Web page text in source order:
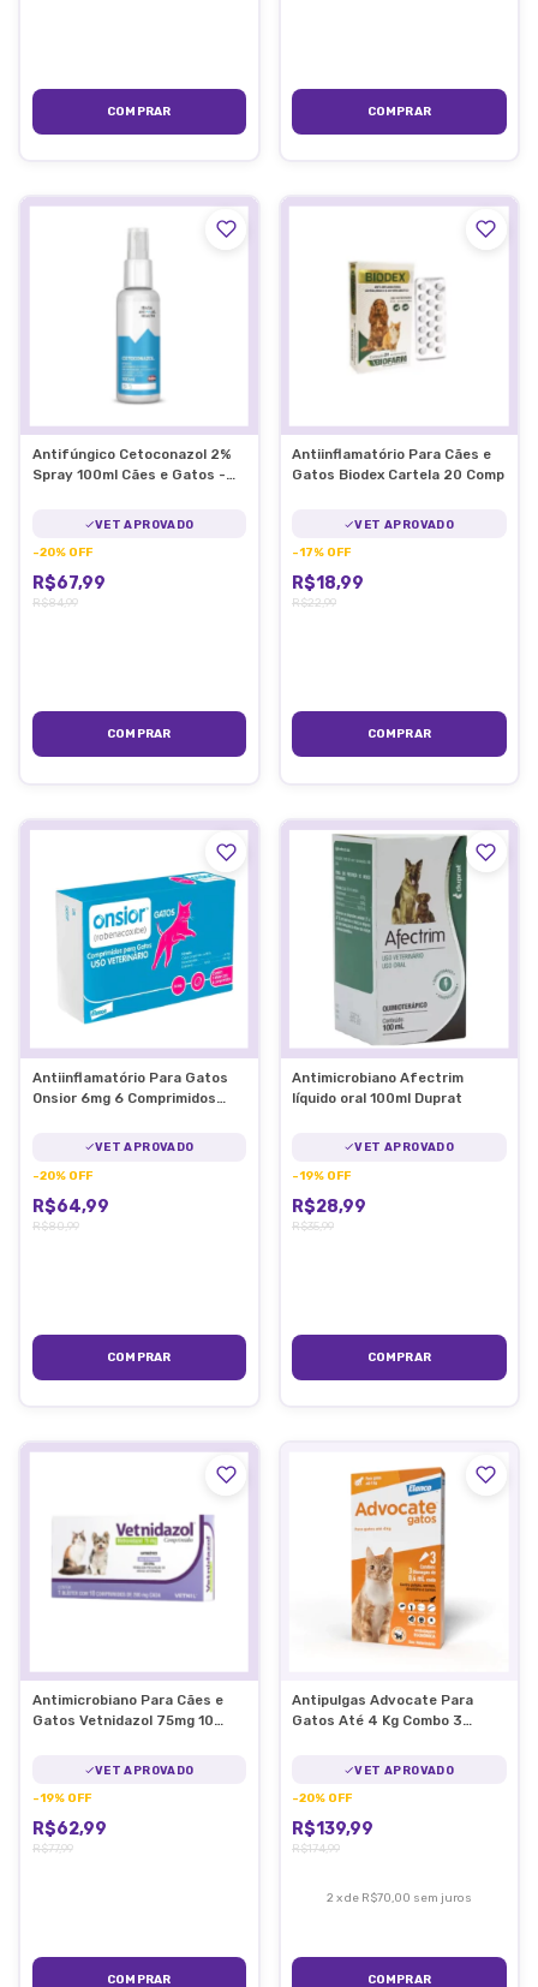
Antifúngico Cetoconazol 2%
Spray 100ml Cães e Gatos -
VET APROVADO
-20% OFF
R$67,99
R$84,99
Antiinflamatório Para Cães e
Gatos Biodex Cartela 20 Comp
VET APROVADO
-17% OFF
R$18,99
R$22,99
Antiinflamatório Para Gatos
Onsior 6mg 6 Comprimidos
VET APROVADO
-20% OFF
R$64,99
R$80,99
Antimicrobiano Afectrim
líquido oral 100ml Duprat
VET APROVADO
-19% OFF
R$28,99
R$35,99
Antimicrobiano Para Cães e
Gatos Vetnidazol 75mg 10
VET APROVADO
-19% OFF
R$62,99
R$77,99
Antipulgas Advocate Para
Gatos Até 4 Kg Combo 3
VET APROVADO
-20% OFF
R$139,99
R$174,99
2 xde R$70,00 sem juros